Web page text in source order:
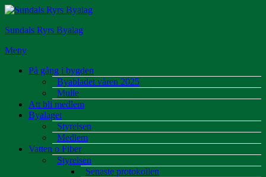
Hoppa
innehåll
Sundals Ryrs Byalag
Meny
På gång i bygden
Byabladet våren 2025
Mulle
Att bli medlem
Byalaget
Styrelsen
Medlem
Vatten o Fiber
Styrelsen
Senaste protokollen